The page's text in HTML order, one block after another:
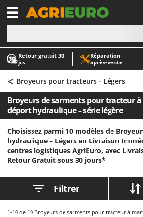
Retour gratuit 30
jrs
Réparation
après‑vente
-1
A
Abris de jardin
Accessoires pour tracteurs
Aérateurs Scarificateurs pour
Arracheuses de pommes de terre
Aspirateurs à cendres
Aspirateurs à feuilles sur roues
Aspirateurs de piscine
Atomiseurs agricoles pour
Atomiseurs pour traitements
A
AgriEuro Premium
AgriEuro TOP-LINE
AGT
Airmec
AL-KO
Alpina
Ama
< Broyeurs pour tracteurs - Légers
Broyeurs de sarments pour tracteur
déport hydraulique – série légère
Choisissez parmi 10 modèles de
hydraulique – Légers en Livraison
centres logistiques AgriEuro, avec
Retour Gratuit sous 30 jours*
Filtrer
1-10 de 10 Broyeurs de sarments pour tracteur à